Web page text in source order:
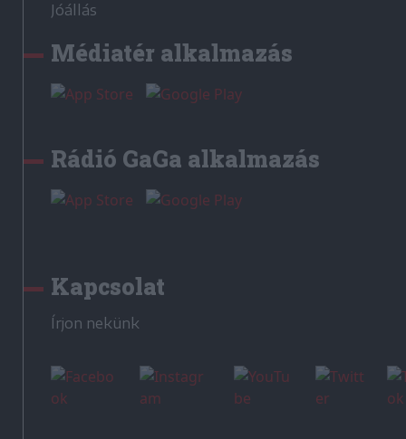
Jóállás
Médiatér alkalmazás
Rádió GaGa alkalmazás
Kapcsolat
Írjon nekünk